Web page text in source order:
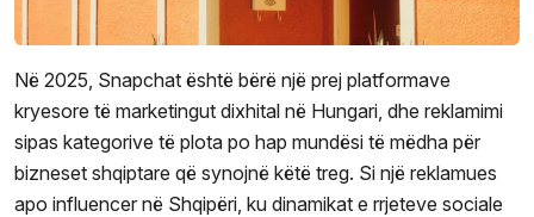
Në 2025, Snapchat është bërë një prej platformave
kryesore të marketingut dixhital në Hungari, dhe reklamimi
sipas kategorive të plota po hap mundësi të mëdha për
bizneset shqiptare që synojnë këtë treg. Si një reklamues
apo influencer në Shqipëri, ku dinamikat e rrjeteve sociale